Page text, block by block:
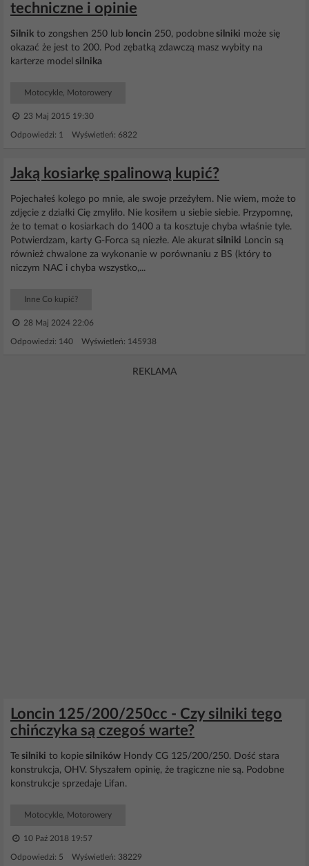
techniczne i opinie
Silnik to zongshen 250 lub loncin 250, podobne silniki może się
okazać że jest to 200. Pod zębatką zdawczą masz wybity na
karterze model silnika
Motocykle, Motorowery
23 Maj 2015 19:30
Odpowiedzi: 1 Wyświetleń: 6822
Jaką kosiarkę spalinową kupić?
Pojechałeś kolego po mnie, ale swoje przeżyłem. Nie wiem, może to
zdjęcie z działki Cię zmyliło. Nie kosiłem u siebie siebie. Przypomnę,
że to temat o kosiarkach do 1400 a ta kosztuje chyba właśnie tyle.
Potwierdzam, karty G-Forca są niezłe. Ale akurat silniki Loncin są
również chwalone za wykonanie w porównaniu z BS (który to
niczym NAC i chyba wszystko,...
Inne Co kupić?
28 Maj 2024 22:06
Odpowiedzi: 140 Wyświetleń: 145938
REKLAMA
Loncin 125/200/250cc - Czy silniki tego
chińczyka są czegoś warte?
Te silniki to kopie silników Hondy CG 125/200/250. Dość stara
konstrukcja, OHV. Słyszałem opinię, że tragiczne nie są. Podobne
konstrukcje sprzedaje Lifan.
Motocykle, Motorowery
10 Paź 2018 19:57
Odpowiedzi: 5 Wyświetleń: 38229